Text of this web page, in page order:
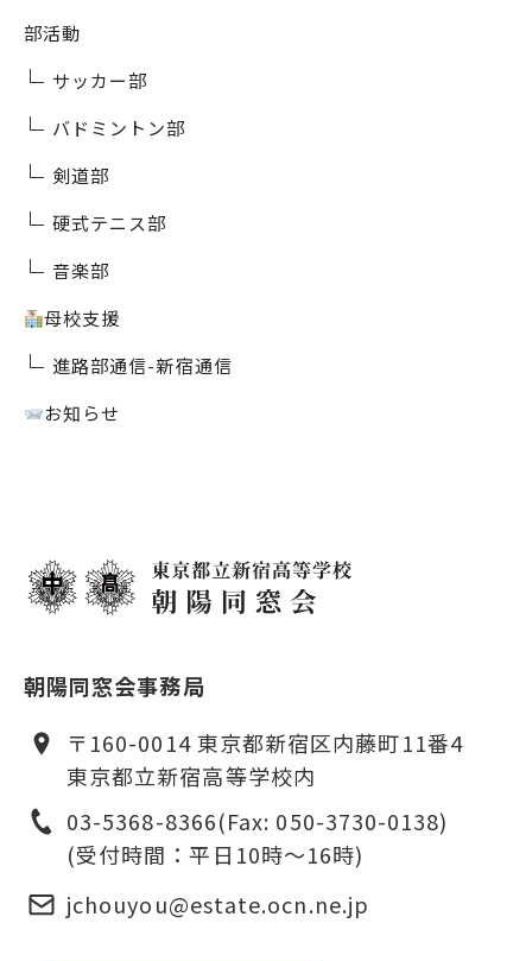
部活動
サッカー部
バドミントン部
剣道部
硬式テニス部
音楽部
母校支援
進路部通信-新宿通信
お知らせ
朝陽同窓会事務局
〒160-0014 東京都新宿区内藤町11番4
東京都立新宿高等学校内
03-5368-8366(Fax: 050-3730-0138)
(受付時間：平日10時〜16時)
jchouyou@estate.ocn.ne.jp